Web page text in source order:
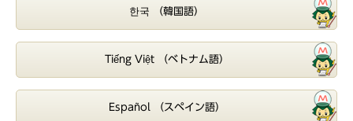
한국 （韓国語）
Tiếng Việt （ベトナム語）
Español （スペイン語）